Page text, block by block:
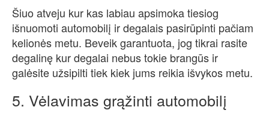
Šiuo atveju kur kas labiau apsimoka tiesiog
išnuomoti automobilį ir degalais pasirūpinti pačiam
kelionės metu. Beveik garantuota, jog tikrai rasite
degalinę kur degalai nebus tokie brangūs ir
galėsite užsipilti tiek kiek jums reikia išvykos metu.
5. Vėlavimas grąžinti automobilį